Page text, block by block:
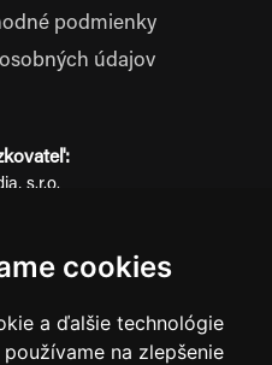
cookies
a ďalšie technológie
na zlepšenie
podmienky
údajov
s.r.o.